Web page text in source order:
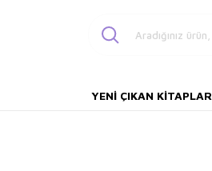
YENI ÇIKAN KITAPLAR